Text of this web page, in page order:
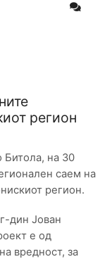
регион
Битола, на 30
саем на
регион.
дин Јован
е од
вредност, за